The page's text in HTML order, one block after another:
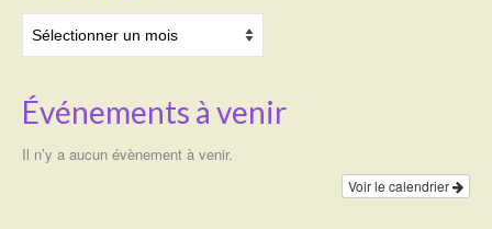
Événements à venir
Il n’y a aucun évènement à venir.
Voir le calendrier